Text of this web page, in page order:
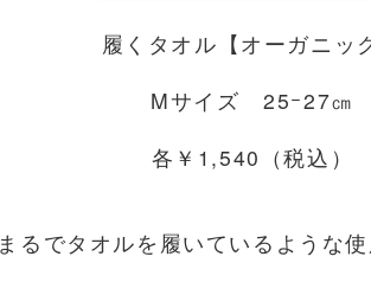
履くタオル【オーガニッ
Mサイズ 25ｰ27㎝
各￥1,540（税込）
まるでタオルを履いているような